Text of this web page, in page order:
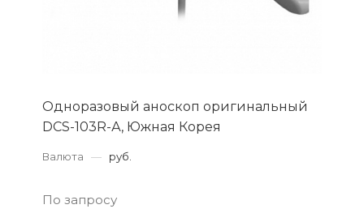
Одноразовый аноскоп оригинальный
DCS-103R-А, Южная Корея
Валюта — руб.
По запросу